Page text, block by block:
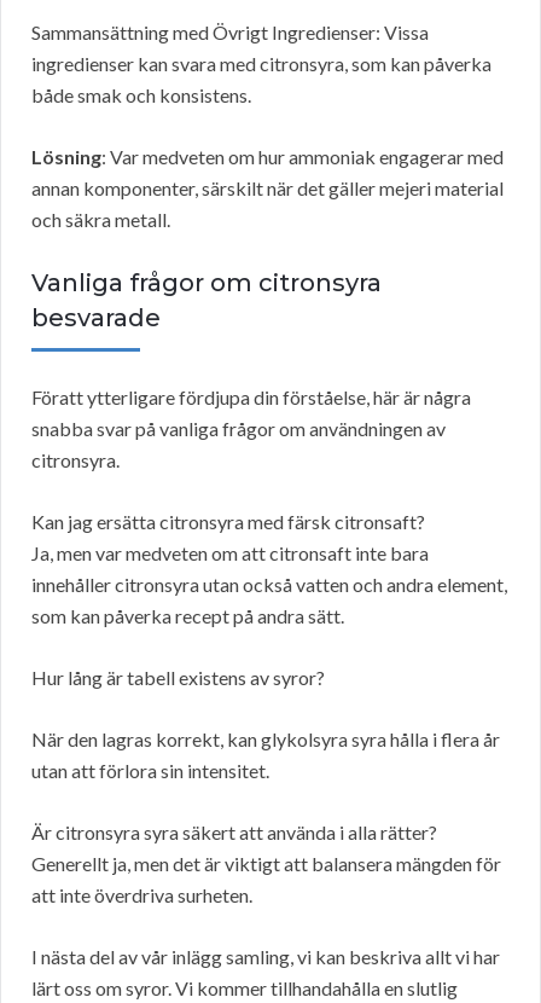
Sammansättning med Övrigt Ingredienser: Vissa
ingredienser kan svara med citronsyra, som kan påverka
både smak och konsistens.
Lösning: Var medveten om hur ammoniak engagerar med
annan komponenter, särskilt när det gäller mejeri material
och säkra metall.
Vanliga frågor om citronsyra
besvarade
Föratt ytterligare fördjupa din förståelse, här är några
snabba svar på vanliga frågor om användningen av
citronsyra.
Kan jag ersätta citronsyra med färsk citronsaft?
Ja, men var medveten om att citronsaft inte bara
innehåller citronsyra utan också vatten och andra element,
som kan påverka recept på andra sätt.
Hur lång är tabell existens av syror?
När den lagras korrekt, kan glykolsyra syra hålla i flera år
utan att förlora sin intensitet.
Är citronsyra syra säkert att använda i alla rätter?
Generellt ja, men det är viktigt att balansera mängden för
att inte överdriva surheten.
I nästa del av vår inlägg samling, vi kan beskriva allt vi har
lärt oss om syror. Vi kommer tillhandahålla en slutlig